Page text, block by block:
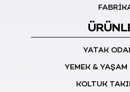
YATAK
YEMEK &
KOLTUK